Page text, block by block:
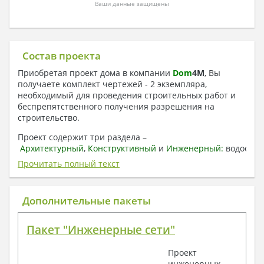
Ваши данные защищены
Состав проекта
Приобретая проект дома в компании Dom4M, Вы
получаете комплект чертежей - 2 экземпляра,
необходимый для проведения строительных работ и
беспрепятственного получения разрешения на
строительство.
Проект содержит три раздела –
Архитектурный, Конструктивный и Инженерный:
отопление, вентиляция, канализация,
электроснабжение (приобретается за дополнительную
плату) + Пояснительная записка.
1. Архитектурный раздел:
План координационных осей
Поэтажные маркировочные планы с
Прочитать полный текст
Дополнительные пакеты
Пакет "Инженерные сети"
Проект